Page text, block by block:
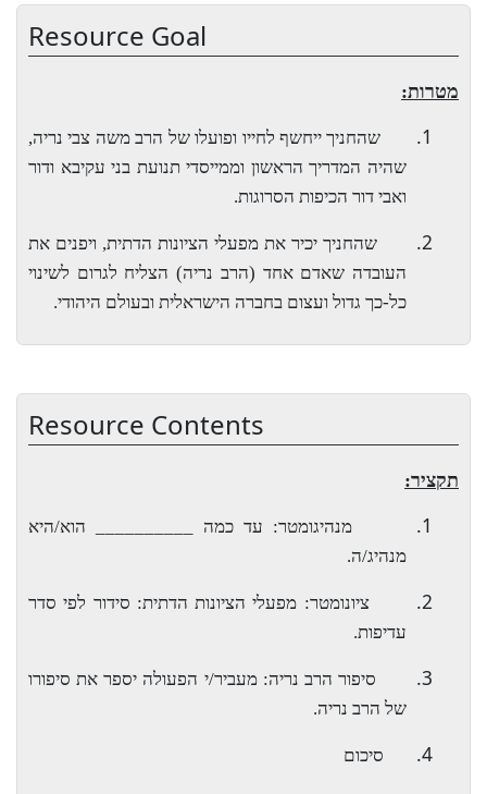
Resource Goal
מטרות:
1.
שהחניך ייחשף לחייו ופועלו של הרב משה צבי נריה,
שהיה המדריך הראשון וממייסדי תנועת בני עקיבא ודור
ואבי דור הכיפות הסרוגות.
2.
שהחניך יכיר את מפעלי הציונות הדתית, ויפנים את
העובדה שאדם אחד (הרב נריה) הצליח לגרום לשינוי
כל-כך גדול ועצום בחברה הישראלית ובעולם היהודי.
Resource Contents
תקציר:
1.
מנהיגומטר: עד כמה __________ הוא/היא
מנהיג/ה.
2.
ציונומטר: מפעלי הציונות הדתית: סידור לפי סדר
עדיפות.
3.
סיפור הרב נריה: מעביר/י הפעולה יספר את סיפורו
של הרב נריה.
4. סיכום